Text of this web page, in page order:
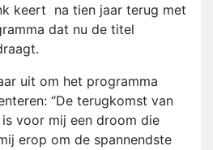
keert na tien jaar terug met
dat nu de titel
uit om het programma
“De terugkomst van
is voor mij een droom die
erop om de spannendste